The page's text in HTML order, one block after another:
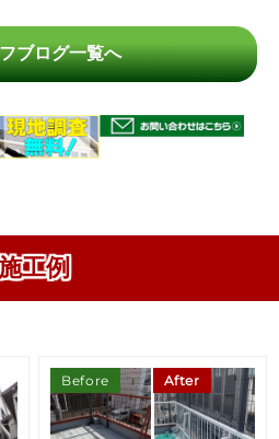
ブログ一覧へ
工例
Before After